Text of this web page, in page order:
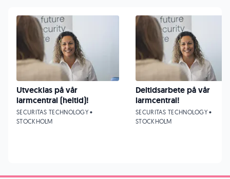
Utvecklas på vår
larmcentral (heltid)!
SECURITAS TECHNOLOGY •
STOCKHOLM
Deltidsarbete på vår
larmcentral!
SECURITAS TECHNOLOGY •
STOCKHOLM